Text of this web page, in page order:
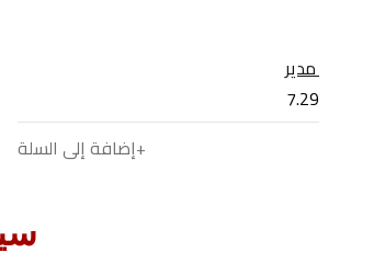
كرسي مدير
7.290
إضافة إلى السلة